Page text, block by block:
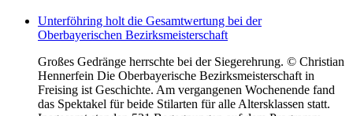
Unterföhring holt die Gesamtwertung bei der
Oberbayerischen Bezirksmeisterschaft
Großes Gedränge herrschte bei der Siegerehrung. © Christian
Hennerfein Die Oberbayerische Bezirksmeisterschaft in
Freising ist Geschichte. Am vergangenen Wochenende fand
das Spektakel für beide Stilarten für alle Altersklassen statt.